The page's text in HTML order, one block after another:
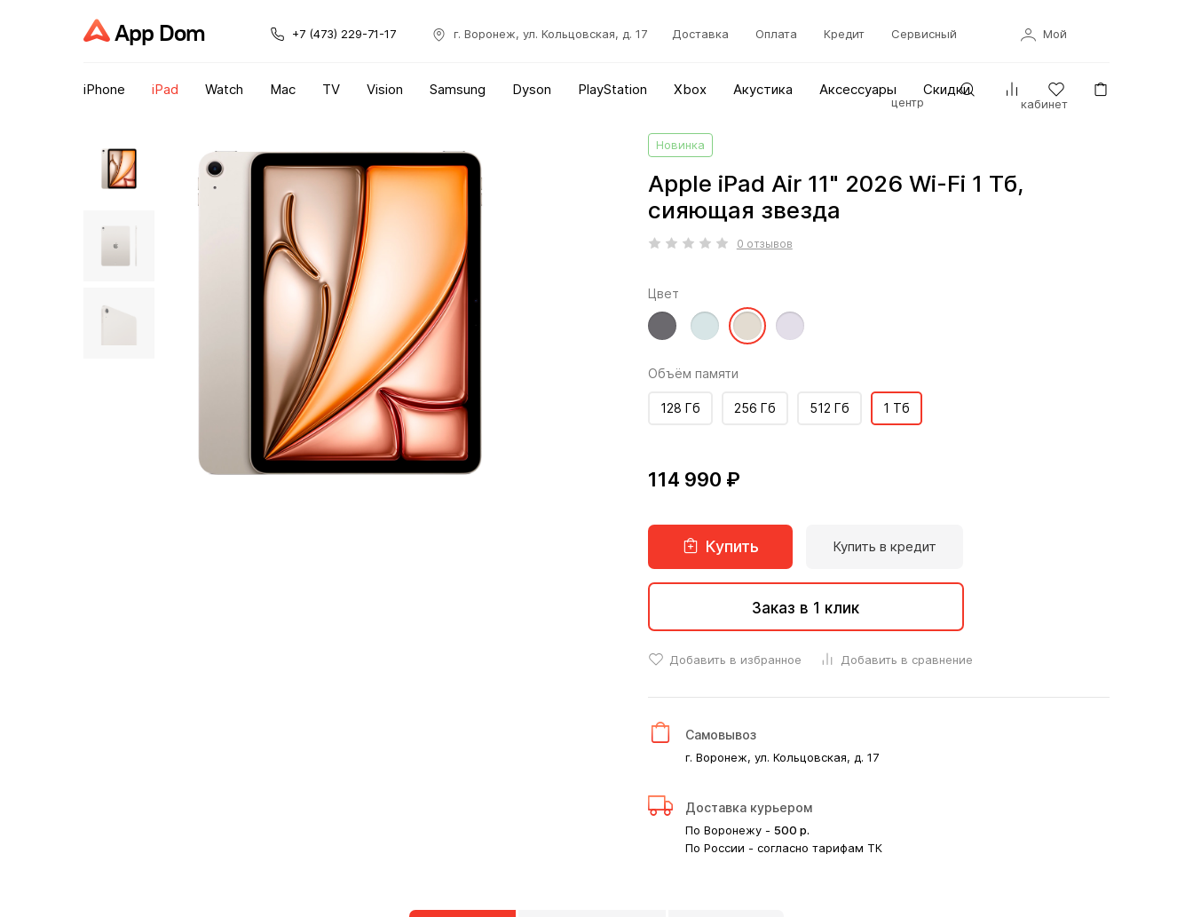
App Dom +7 (473) 229-71-17 г. Воронеж, ул. Кольцовская, д. 17 Доставка Оплата Кредит Сервисный
центр
Мой
кабинет
iPhone iPad Watch Mac TV Vision Samsung Dyson PlayStation Xbox Акустика Аксессуары Скидки
Новинка
Apple iPad Air 11" 2026 Wi-Fi 1 Тб,
сияющая звезда
0 отзывов
Цвет
Объём памяти
1 Тб
128 Гб 256 Гб 512 Гб
114 990 ₽
Купить Купить в кредит
Заказ в 1 клик
Добавить в избранное Добавить в сравнение
Самовывоз
г. Воронеж, ул. Кольцовская, д. 17
Доставка курьером
По Воронежу - 500 р.
По России - согласно тарифам ТК